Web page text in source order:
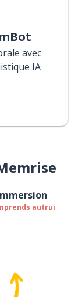
avec
IA
autrui